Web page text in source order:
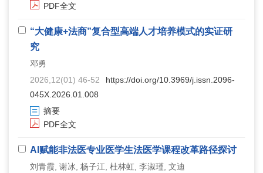
PDF全文
“大健康+法商”复合型高端人才培养模式的实证研
究
邓勇
2026,12(01) 46-52
https://doi.org/10.3969/j.issn.2096-
045X.2026.01.008
摘要
PDF全文
AI赋能非法医专业医学生法医学课程改革路径探讨
刘青霞, 谢冰, 杨子江, 杜林虹, 李淑瑾, 文迪